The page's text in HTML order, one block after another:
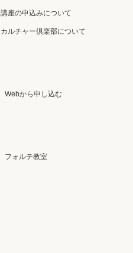
講座の申込みについて
カルチャー倶楽部について
Webから申し込む
フォルテ教室